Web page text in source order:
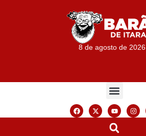
8 de agosto de 2026